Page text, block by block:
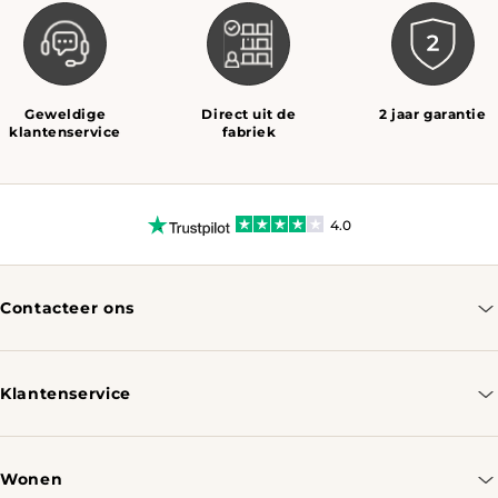
Geweldige
klantenservice
Direct uit de
fabriek
2 jaar garantie
4.0
Contacteer ons
Klantenservice
Wonen